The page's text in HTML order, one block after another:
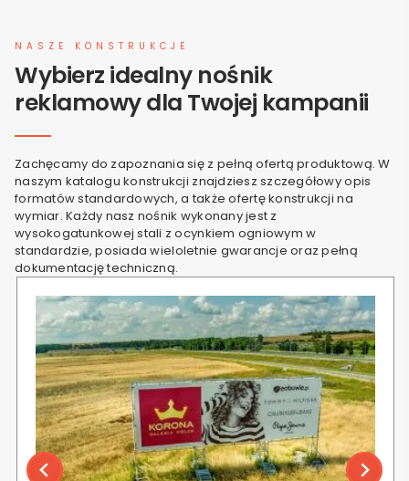
NASZE KONSTRUKCJE
Wybierz idealny nośnik
reklamowy dla Twojej kampanii
Zachęcamy do zapoznania się z pełną ofertą produktową. W
naszym katalogu konstrukcji znajdziesz szczegółowy opis
formatów standardowych, a także ofertę konstrukcji na
wymiar. Każdy nasz nośnik wykonany jest z
wysokogatunkowej stali z ocynkiem ogniowym w
standardzie, posiada wieloletnie gwarancje oraz pełną
dokumentację techniczną.